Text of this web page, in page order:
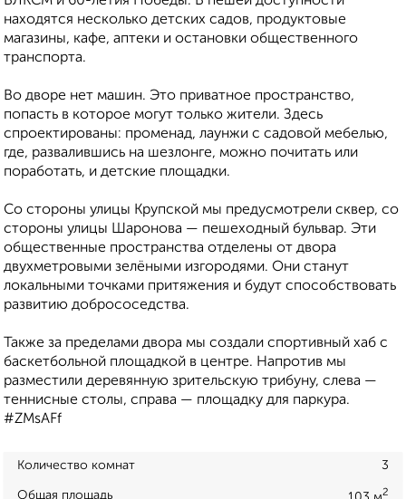
находятся несколько детских садов, продуктовые
магазины, кафе, аптеки и остановки общественного
транспорта.
Во дворе нет машин. Это приватное пространство,
попасть в которое могут только жители. Здесь
спроектированы: променад, лаунжи с садовой мебелью,
где, развалившись на шезлонге, можно почитать или
поработать, и детские площадки.
Со стороны улицы Крупской мы предусмотрели сквер, со
стороны улицы Шаронова — пешеходный бульвар. Эти
общественные пространства отделены от двора
двухметровыми зелёными изгородями. Они станут
локальными точками притяжения и будут способствовать
развитию добрососедства.
Также за пределами двора мы создали спортивный хаб с
баскетбольной площадкой в центре. Напротив мы
разместили деревянную зрительскую трибуну, слева —
теннисные столы, справа — площадку для паркура.
#ZMsAFf
Количество комнат 3
Общая площадь 2